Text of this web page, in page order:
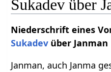
Sukadev über
Niederschrift eines
Sukadev über Janman
Janman, auch Janma